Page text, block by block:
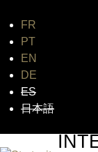
FR
PT
EN
DE
ES
日本語